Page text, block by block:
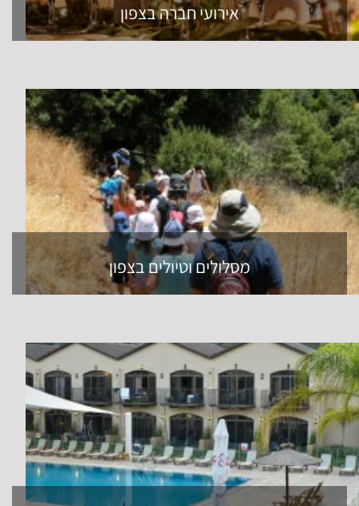
אירועי חברה בצפון
מסלולים וטיולים בצפון